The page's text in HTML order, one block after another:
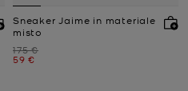
Sneaker Jaime in materiale
misto
Prezzo iniziale
175 €
Prezzo attuale
59 €